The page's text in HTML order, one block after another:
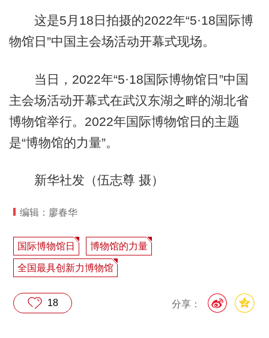
这是5月18日拍摄的2022年“5·18国际博
物馆日”中国主会场活动开幕式现场。
当日，2022年“5·18国际博物馆日”中国
主会场活动开幕式在武汉东湖之畔的湖北省
博物馆举行。2022年国际博物馆日的主题
是“博物馆的力量”。
新华社发（伍志尊 摄）
编辑：廖春华
国际博物馆日 博物馆的力量
全国最具创新力博物馆
分享：
18